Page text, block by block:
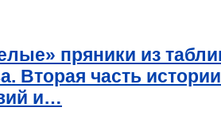
пряники из
Вторая часть
и…